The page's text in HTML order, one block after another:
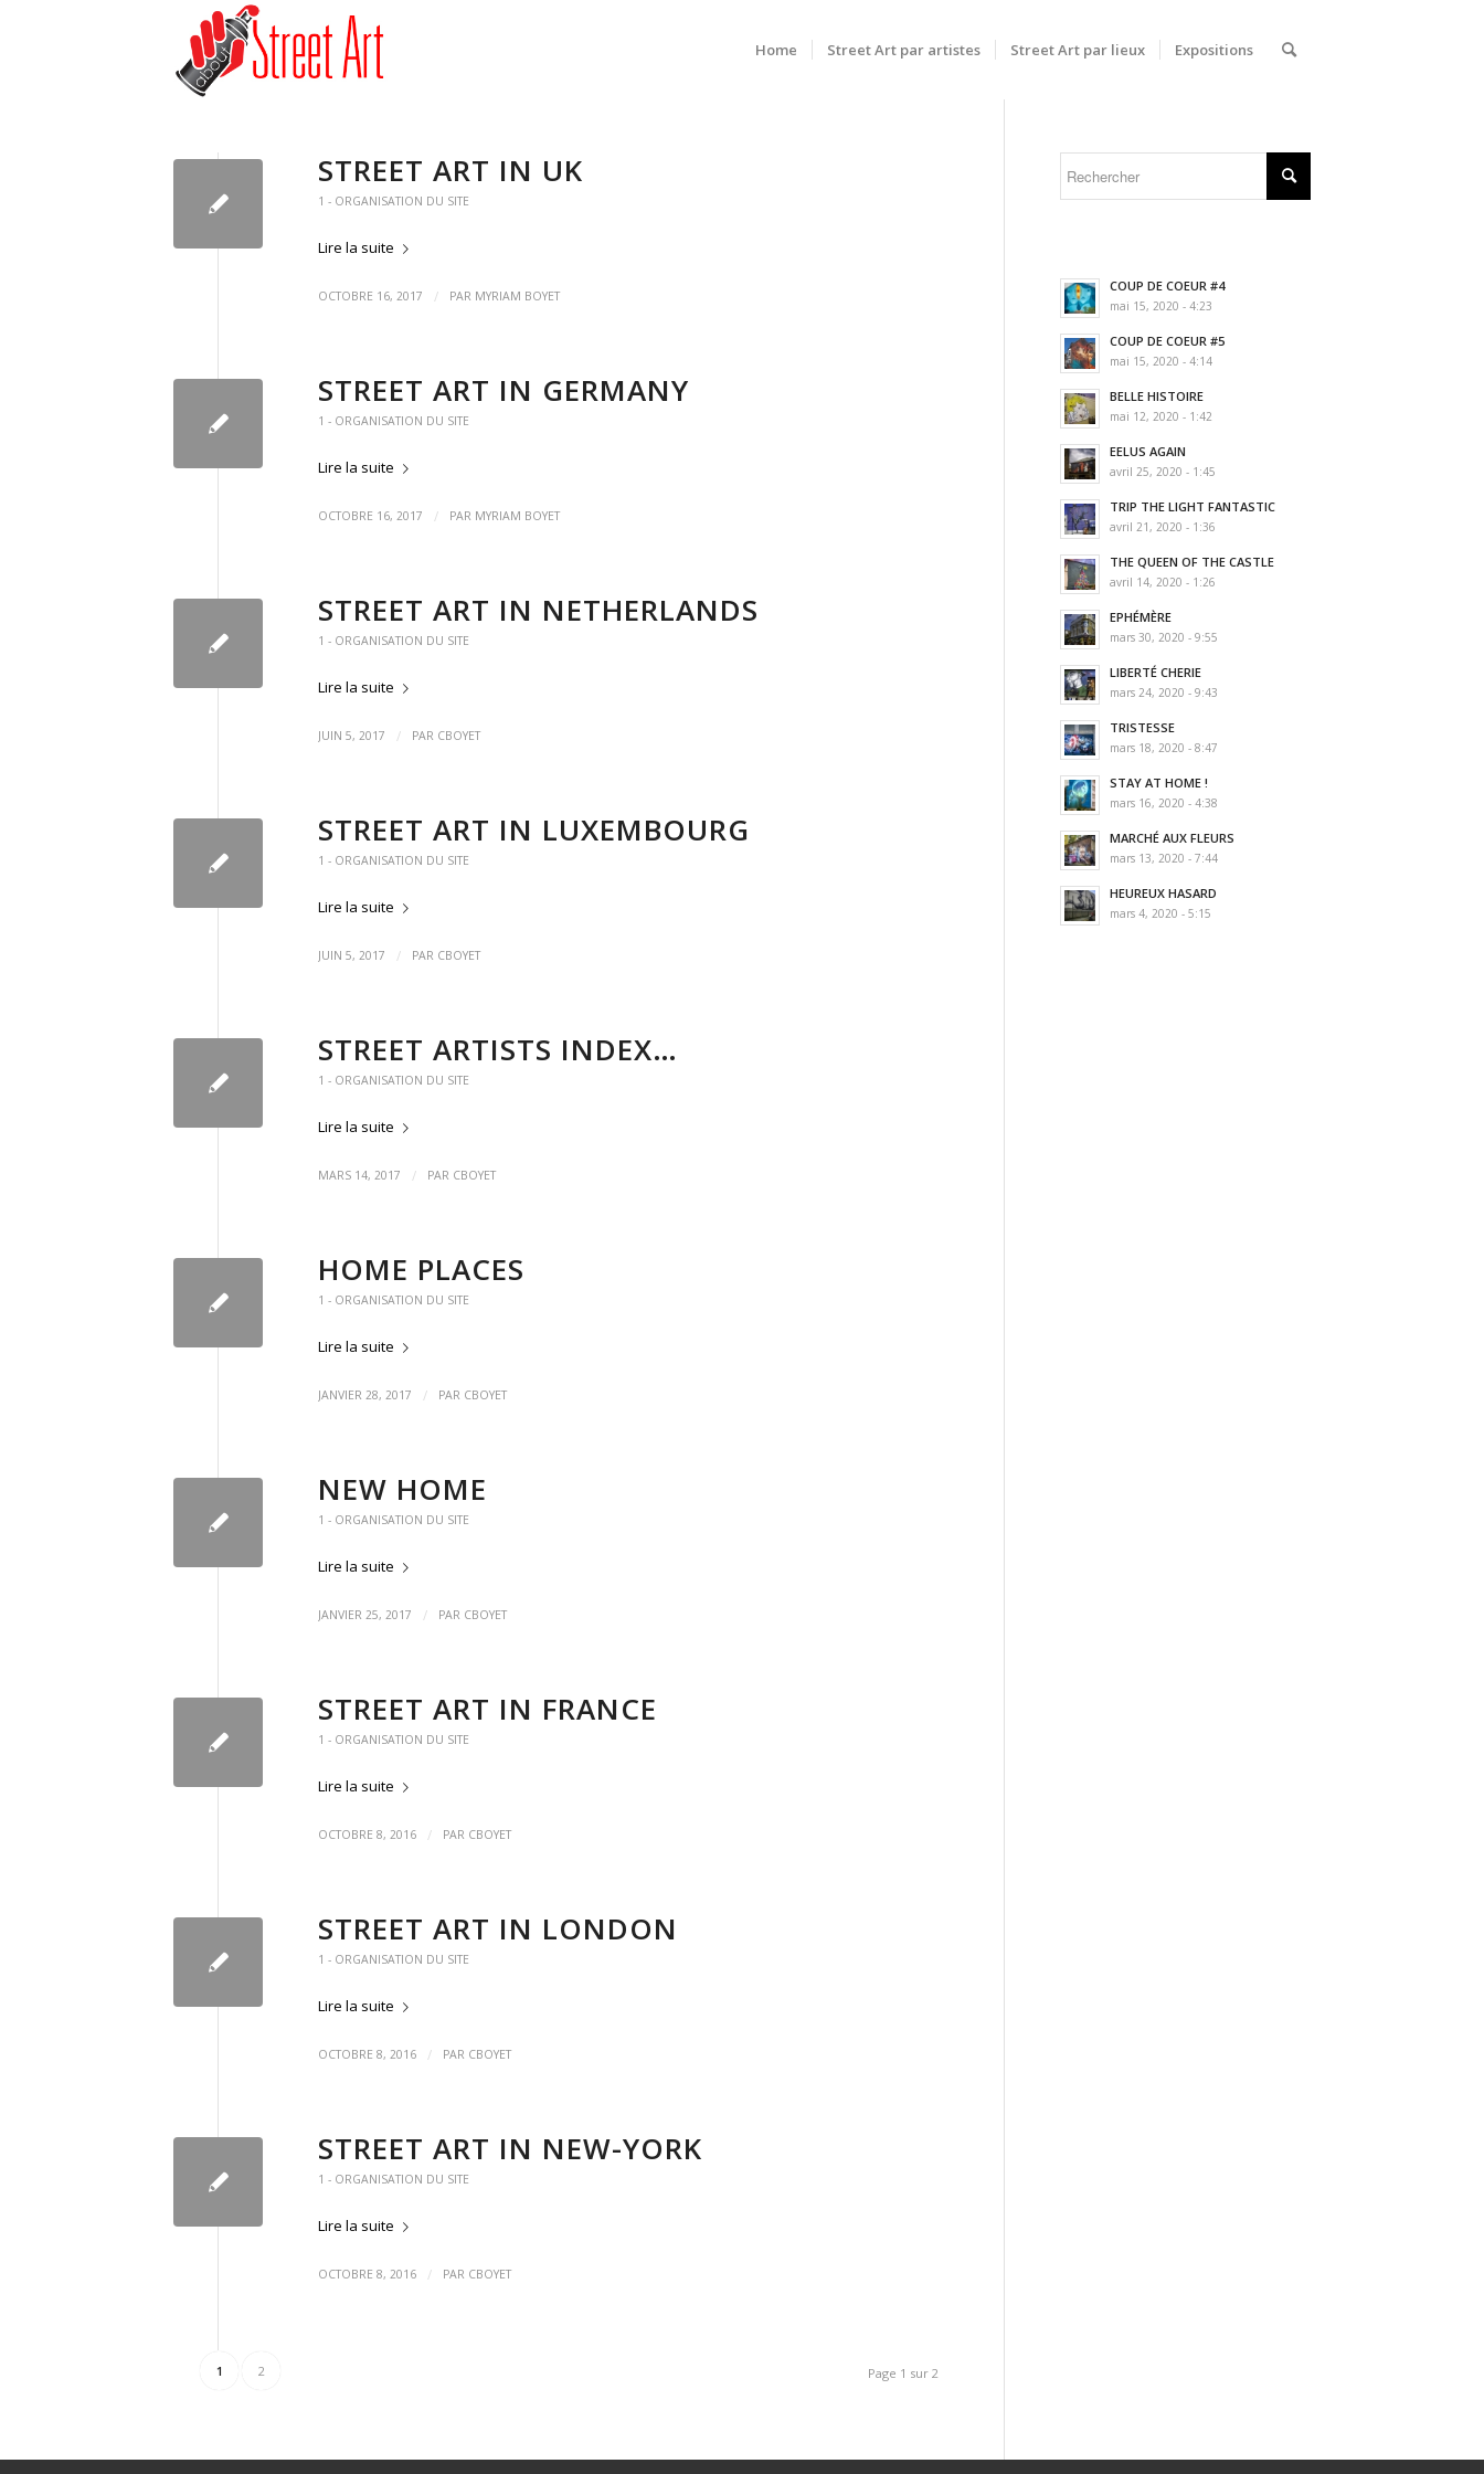
Home Street Art par artistes Street Art par lieux Expositions
STREET ART IN UK
1 - ORGANISATION DU SITE
Lire la suite
OCTOBRE 16, 2017 / PAR MYRIAM BOYET
STREET ART IN GERMANY
1 - ORGANISATION DU SITE
Lire la suite
OCTOBRE 16, 2017 / PAR MYRIAM BOYET
STREET ART IN NETHERLANDS
1 - ORGANISATION DU SITE
Lire la suite
JUIN 5, 2017 / PAR CBOYET
STREET ART IN LUXEMBOURG
1 - ORGANISATION DU SITE
Lire la suite
JUIN 5, 2017 / PAR CBOYET
STREET ARTISTS INDEX…
1 - ORGANISATION DU SITE
Lire la suite
MARS 14, 2017 / PAR CBOYET
HOME PLACES
1 - ORGANISATION DU SITE
Lire la suite
JANVIER 28, 2017 / PAR CBOYET
NEW HOME
1 - ORGANISATION DU SITE
Lire la suite
JANVIER 25, 2017 / PAR CBOYET
STREET ART IN FRANCE
1 - ORGANISATION DU SITE
Lire la suite
OCTOBRE 8, 2016 / PAR CBOYET
STREET ART IN LONDON
1 - ORGANISATION DU SITE
Lire la suite
OCTOBRE 8, 2016 / PAR CBOYET
STREET ART IN NEW-YORK
1 - ORGANISATION DU SITE
Lire la suite
OCTOBRE 8, 2016 / PAR CBOYET
Page 1 sur 2
1 2
COUP DE COEUR #4
mai 15, 2020 - 4:23
COUP DE COEUR #5
mai 15, 2020 - 4:14
BELLE HISTOIRE
mai 12, 2020 - 1:42
EELUS AGAIN
avril 25, 2020 - 1:45
TRIP THE LIGHT FANTASTIC
avril 21, 2020 - 1:36
THE QUEEN OF THE CASTLE
avril 14, 2020 - 1:26
EPHÉMÈRE
mars 30, 2020 - 9:55
LIBERTÉ CHERIE
mars 24, 2020 - 9:43
TRISTESSE
mars 18, 2020 - 8:47
STAY AT HOME !
mars 16, 2020 - 4:38
MARCHÉ AUX FLEURS
mars 13, 2020 - 7:44
HEUREUX HASARD
mars 4, 2020 - 5:15